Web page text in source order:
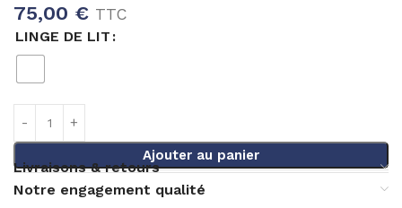
75,00 € TTC
LINGE DE LIT
Ajouter au panier
Livraisons & retours
Notre engagement qualité